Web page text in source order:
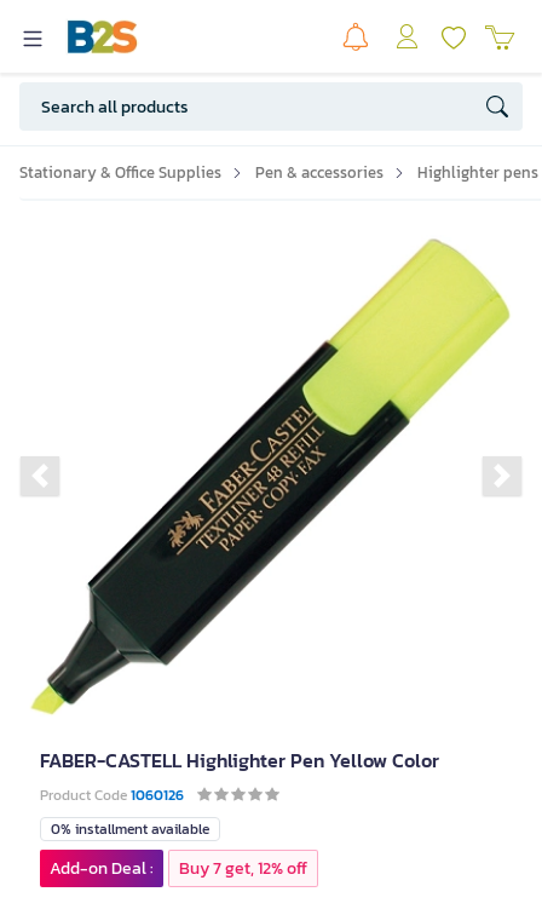
Stationary & Office Supplies Pen & accessories Highlighter pens
Previous slide
FABER-CASTELL Highlighter Pen Yellow Color
Product Code1060126
0% installment available
Add-on Deal : Buy 7 get, 12% off